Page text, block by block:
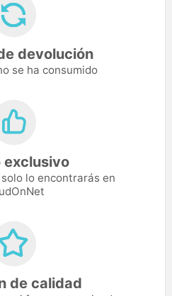
devolución
se ha consumido
exclusivo
lo encontrarás en
de calidad